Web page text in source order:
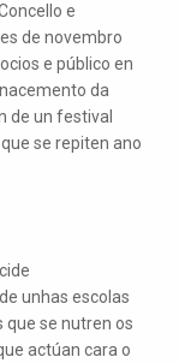
e
de novembro
e público en
da
de un festival
se repiten ano
unhas escolas
que se nutren os
actúan cara o